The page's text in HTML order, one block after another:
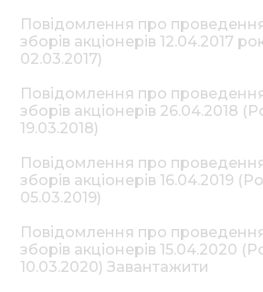
Повідомлення про
зборів акціонерів 12.04.2017
02.03.2017)
Повідомлення про
зборів акціонерів 26.04.2018
19.03.2018)
Повідомлення про
зборів акціонерів 16.04.2019
05.03.2019)
Повідомлення про
зборів акціонерів 15.04.2020
10.03.2020) Завантажити